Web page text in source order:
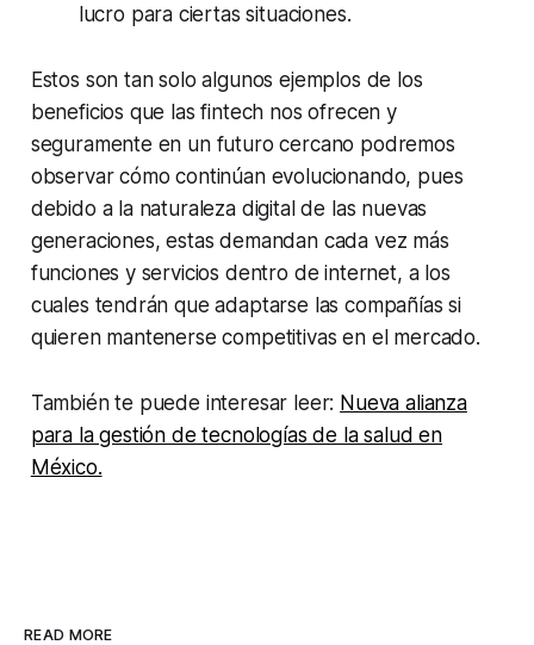
lucro para ciertas situaciones.
Estos son tan solo algunos ejemplos de los
beneficios que las fintech nos ofrecen y
seguramente en un futuro cercano podremos
observar cómo continúan evolucionando, pues
debido a la naturaleza digital de las nuevas
generaciones, estas demandan cada vez más
funciones y servicios dentro de internet, a los
cuales tendrán que adaptarse las compañías si
quieren mantenerse competitivas en el mercado.
También te puede interesar leer: Nueva alianza
para la gestión de tecnologías de la salud en
México.
READ MORE